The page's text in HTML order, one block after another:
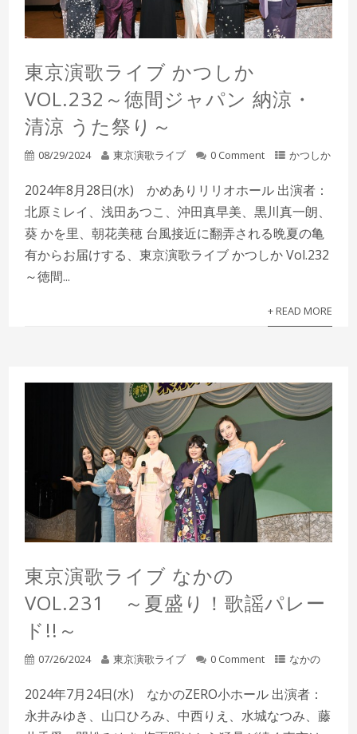
東京演歌ライブ かつしか
VOL.232～徳間ジャパン 納涼・
清涼 うた祭り～
08/29/2024 東京演歌ライブ 0 Comment かつしか
2024年8月28日(水) かめありリリオホール 出演者：
北原ミレイ、浅田あつこ、沖田真早美、黒川真一朗、
葵 かを里、朝花美穂 台風接近に翻弄される晩夏の亀
有からお届けする、東京演歌ライブ かつしか Vol.232
～徳間...
+ READ MORE
東京演歌ライブ なかの
VOL.231 ～夏盛り！歌謡パレー
ド!!～
07/26/2024 東京演歌ライブ 0 Comment なかの
2024年7月24日(水) なかのZERO小ホール 出演者：
永井みゆき、山口ひろみ、中西りえ、水城なつみ、藤